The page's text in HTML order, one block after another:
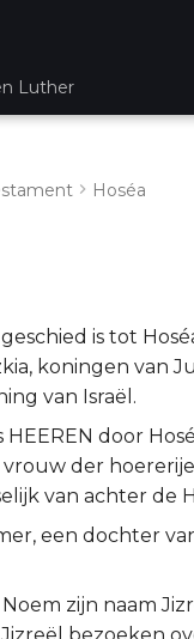
Luther
Hoséa
is tot
koningen van
van Israël.
door
vrouw der
van achter de
een dochter
zijn naam